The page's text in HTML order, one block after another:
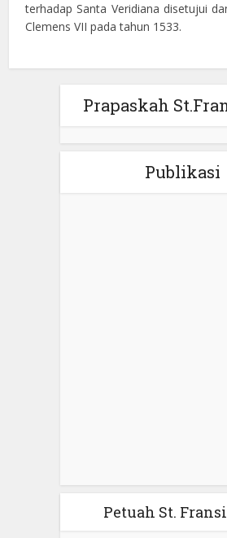
terhadap Santa Veridiana disetujui
Clemens VII pada tahun 1533.
Prapaskah
Publikasi
Petuah St.